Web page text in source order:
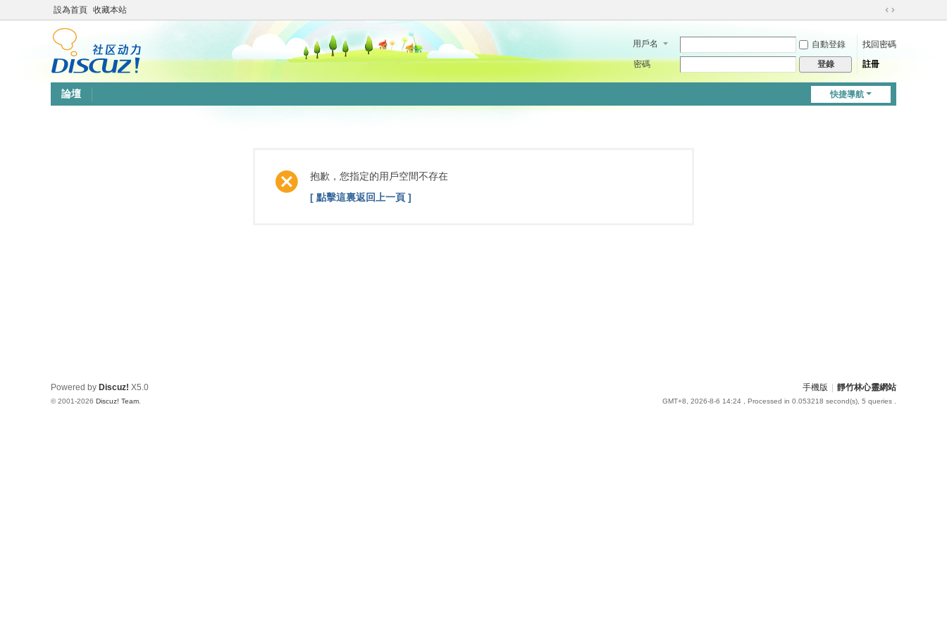
設為首頁 收藏本站
切
到
用戶名 自動登錄
找回密碼
密碼
登錄 註冊
快捷導航
論壇
抱歉，您指定的用戶空間不存在
[ 點擊這裏返回上一頁 ]
手機版 靜竹林心靈網站
GMT+8, 2026-8-6 14:24 , Processed in 0.053218 second(s), 5 queries .
Powered by Discuz! X5.0
© 2001-2026 Discuz! Team